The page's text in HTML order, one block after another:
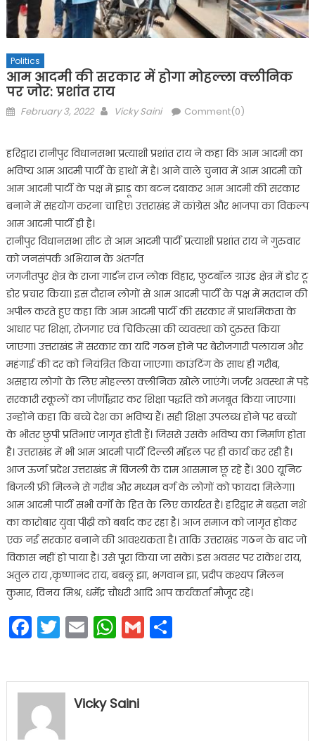
Politics
आम आदमी की सरकार में होगा मोहल्ला क्लीनिक
पर जोर: प्रशांत राय
Posted
February 3, 2022 Author
Vicky Saini Comment(0)
हरिद्वार। रानीपुर विधानसभा प्रत्याशी प्रशांत राय ने कहा कि आम आदमी का
भविष्य आम आदमी पार्टी के हाथों में है। आने वाले चुनाव में आम आदमी को
आम आदमी पार्टी के पक्ष में झाड़ू का बटन दबाकर आम आदमी की सरकार
बनाने में सहयोग करना चाहिए। उत्तराखंड में कांग्रेस और भाजपा का विकल्प
आम आदमी पार्टी ही है।
रानीपुर विधानसभा सीट से आम आदमी पार्टी प्रत्याशी प्रशांत राय ने गुरुवार
को जनसंपर्क अभियान के अंतर्गत
जगजीतपुर क्षेत्र के राजा गार्डन राज लोक विहार, फुटबॉल ग्राउंड क्षेत्र में डोर टू
डोर प्रचार किया। इस दौरान लोगों से आम आदमी पार्टी के पक्ष में मतदान की
अपील करते हुए कहा कि आम आदमी पार्टी की सरकार में प्राथमिकता के
आधार पर शिक्षा, रोजगार एवं चिकित्सा की व्यवस्था को दुरुस्त किया
जाएगा। उत्तराखंड में सरकार का यदि गठन होने पर बेरोजगारी पलायन और
महंगाई की दर को नियंत्रित किया जाएगा। काउंटिंग के साथ ही गरीब,
असहाय लोगों के लिए मोहल्ला क्लीनिक खोले जाएंगे। जर्जर अवस्था में पड़े
सरकारी स्कूलों का जीर्णोद्धार कर शिक्षा पद्धति को मजबूत किया जाएगा।
उन्होंने कहा कि बच्चे देश का भविष्य हैं। सही शिक्षा उपलब्ध होने पर बच्चों
के भीतर छुपी प्रतिभाएं जागृत होती हैं। जिससे उसके भविष्य का निर्माण होता
है। उत्तराखंड में भी आम आदमी पार्टी दिल्ली मॉडल पर ही कार्य कर रही है।
आज ऊर्जा प्रदेश उत्तराखंड में बिजली के दाम आसमान छू रहे हैं। 300 यूनिट
बिजली फ्री मिलने से गरीब और मध्यम वर्ग के लोगों को फायदा मिलेगा।
आम आदमी पार्टी सभी वर्गों के हित के लिए कार्यरत है। हरिद्वार में बढ़ता नशे
का कारोबार युवा पीढ़ी को बर्बाद कर रहा है। आज समाज को जागृत होकर
एक नई सरकार बनाने की आवश्यकता है। ताकि उत्तराखंड गठन के बाद जो
विकास नहीं हो पाया है। उसे पूरा किया जा सके। इस अवसर पर राकेश राय,
अतुल राय ,कृष्णानंद राय, बबलू झा, भगवान झा, प्रदीप कश्यप मिलन
कुमार, विनय मिश्र, धर्मेंद्र चौधरी आदि आप कर्यकर्ता मौजूद रहे।
Facebook
Twitter
EmailWhatsApp
GmailShare
Vicky Saini